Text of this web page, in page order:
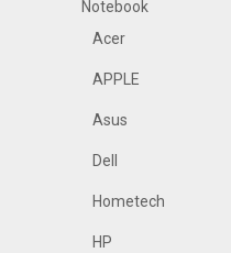
Notebook
Acer
APPLE
Asus
Dell
Hometech
HP